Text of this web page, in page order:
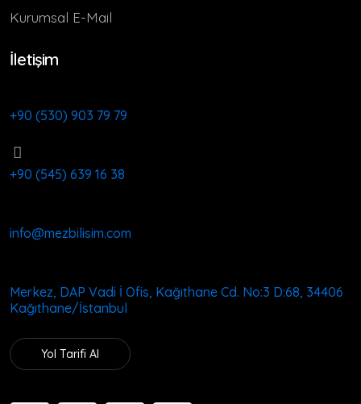
Kurumsal E-Mail
İletişim
+90 (530) 903 79 79
+90 (545) 639 16 38
info@mezbilisim.com
Merkez, DAP Vadi İ Ofis, Kağıthane Cd. No:3 D:68, 34406
Kağıthane/İstanbul
Yol Tarifi Al